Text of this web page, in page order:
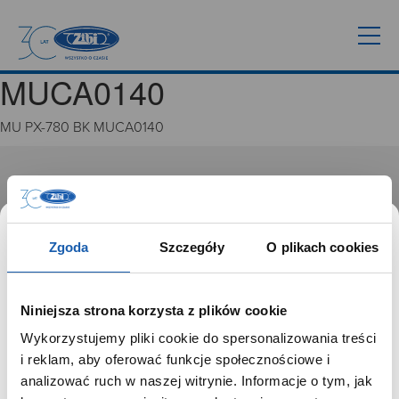
Zgoda Szczegóły O plikach cookies
Niniejsza strona korzysta z plików cookie
Wykorzystujemy pliki cookie do spersonalizowania treści
i reklam, aby oferować funkcje społecznościowe i
analizować ruch w naszej witrynie. Informacje o tym, jak
MUCA0140
MU PX-780 BK MUCA0140
GRUPA ZIBI
Historia
Misja, wizja i wartości Grupy Zibi
Ważne daty
Zgoda na ciasteczka
PRODUKTY
Zegarki
SZANOWNY UŻYTKOWNIKU,
SZANOWNA UŻYTKOWNICZKO